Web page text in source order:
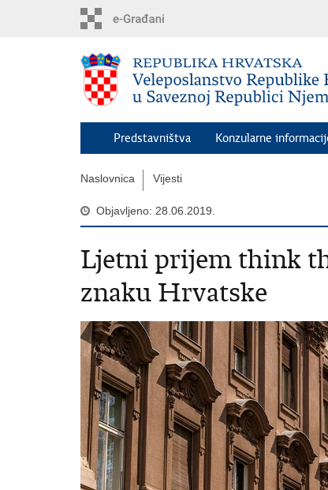
Predstavništva Konzularne
Naslovnica Vijesti
Objavljeno: 28.06.2019.
Ljetni prijem think
znaku Hrvatske